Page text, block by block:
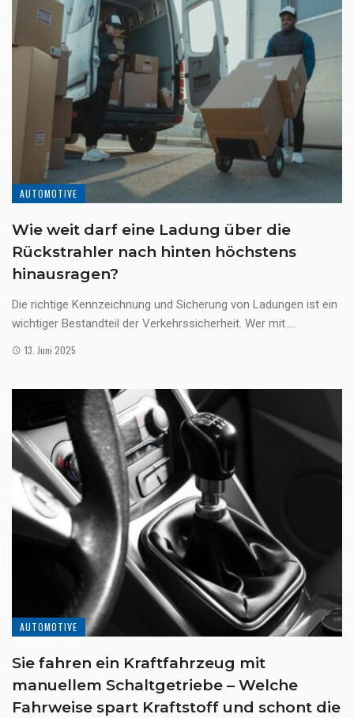
AUTOMOTIVE
Wie weit darf eine Ladung über die
Rückstrahler nach hinten höchstens
hinausragen?
Die richtige Kennzeichnung und Sicherung von Ladungen ist ein
wichtiger Bestandteil der Verkehrssicherheit. Wer mit ...
13. Juni 2025
AUTOMOTIVE
Sie fahren ein Kraftfahrzeug mit
manuellem Schaltgetriebe – Welche
Fahrweise spart Kraftstoff und schont die